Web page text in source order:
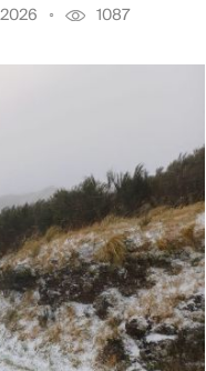
1087